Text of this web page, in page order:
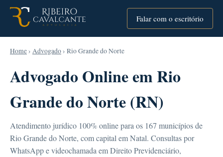
Falar com o escritório
Home› Advogado› Rio Grande do Norte
Advogado Online em Rio
Grande do Norte (RN)
Atendimento jurídico 100% online para os 167 municípios de
Rio Grande do Norte, com capital em Natal. Consultas por
WhatsApp e videochamada em Direito Previdenciário,